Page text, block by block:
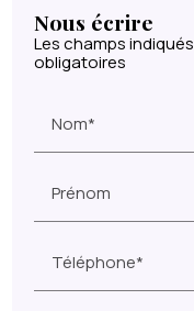
Nous écrire
Les champs
obligatoires
Nom*
Prénom
Téléphone*